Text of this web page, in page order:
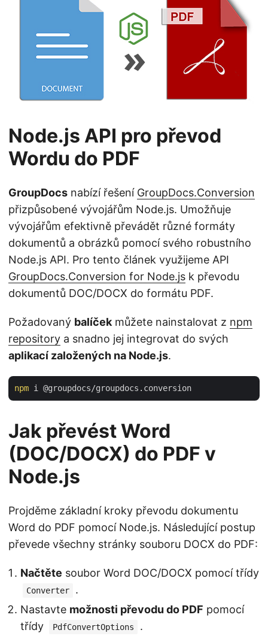
Node.js API pro převod
Wordu do PDF
GroupDocs nabízí řešení GroupDocs.Conversion
přizpůsobené vývojářům Node.js. Umožňuje
vývojářům efektivně převádět různé formáty
dokumentů a obrázků pomocí svého robustního
Node.js API. Pro tento článek využijeme API
GroupDocs.Conversion for Node.js k převodu
dokumentů DOC/DOCX do formátu PDF.
Požadovaný balíček můžete nainstalovat z npm
repository a snadno jej integrovat do svých
aplikací založených na Node.js.
npm
Jak převést Word
(DOC/DOCX) do PDF v
Node.js
Projděme základní kroky převodu dokumentu
Word do PDF pomocí Node.js. Následující postup
převede všechny stránky souboru DOCX do PDF:
Načtěte soubor Word DOC/DOCX pomocí třídy
Converter
.
Nastavte možnosti převodu do PDF pomocí
třídy
PdfConvertOptions
.